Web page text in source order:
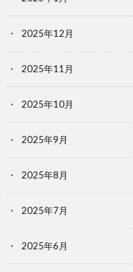
2025年12月
2025年11月
2025年10月
2025年9月
2025年8月
2025年7月
2025年6月